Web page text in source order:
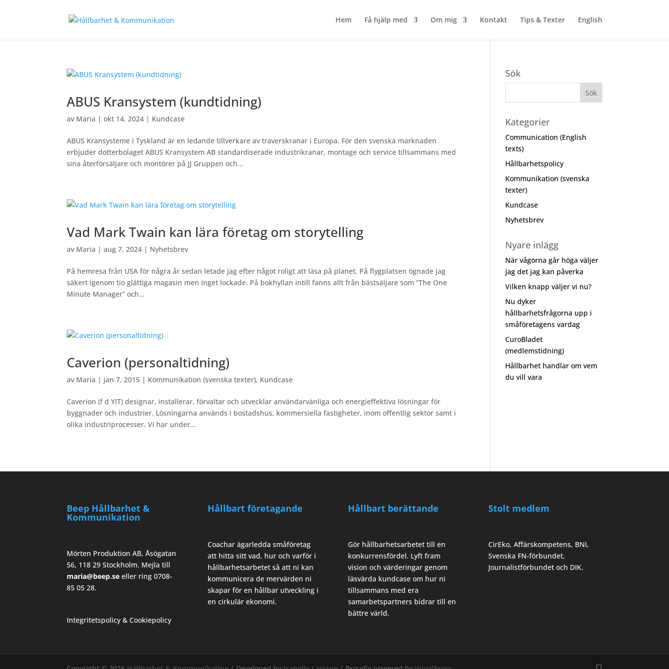
Hem Få hjälp med Om mig Kontakt Tips & Texter English
ABUS Kransystem (kundtidning)
av Maria |okt 14, 2024 | Kundcase
ABUS Kransysteme i Tyskland är en ledande tillverkare av traverskranar i Europa. För den svenska marknaden
erbjuder dotterbolaget ABUS Kransystem AB standardiserade industrikranar, montage och service tillsammans med
sina återförsäljare och montörer på JJ Gruppen och...
Vad Mark Twain kan lära företag om storytelling
av Maria |aug 7, 2024 | Nyhetsbrev
På hemresa från USA för några år sedan letade jag efter något roligt att läsa på planet. På flygplatsen ögnade jag
säkert igenom tio glättiga magasin men inget lockade. På bokhyllan intill fanns allt från bästsäljare som ”The One
Minute Manager” och...
Caverion (personaltidning)
av Maria | jan 7, 2015 | Kommunikation (svenska texter), Kundcase
Caverion (f d YIT) designar, installerar, förvaltar och utvecklar användarvänliga och energieffektiva lösningar för
byggnader och industrier. Lösningarna används i bostadshus, kommersiella fastigheter, inom offentlig sektor samt i
olika industriprocesser. Vi har under...
Sök
Kategorier
Communication (English
texts)
Hållbarhetspolicy
Kommunikation (svenska
texter)
Kundcase
Nyhetsbrev
Nyare inlägg
När vågorna går höga väljer
jag det jag kan påverka
Vilken knapp väljer vi nu?
Nu dyker
hållbarhetsfrågorna upp i
småföretagens vardag
CuroBladet
(medlemstidning)
Hållbarhet handlar om vem
du vill vara
Beep Hållbarhet &
Kommunikation
Mörten Produktion AB, Åsögatan
56, 118 29 Stockholm. Mejla till
maria@beep.se eller ring 0708-
85 05 28.
Integritetspolicy & Cookiepolicy
Hållbart företagande
Coachar ägarledda småföretag
att hitta sitt vad, hur och varför i
hållbarhetsarbetet så att ni kan
kommunicera de mervärden ni
skapar för en hållbar utveckling i
en cirkulär ekonomi.
Hållbart berättande
Gör hållbarhetsarbetet till en
konkurrensfördel. Lyft fram
vision och värderingar genom
läsvärda kundcase om hur ni
tillsammans med era
samarbetspartners bidrar till en
bättre värld.
Stolt medlem
CirEko, Affärskompetens, BNI,
Svenska FN-förbundet,
Journalistförbundet och DIK.